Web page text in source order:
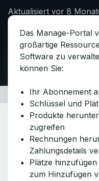
Aktualisiert vor 8
Das Manage-Portal
großartige
Software zu
können Sie:
Ihr Abonnement
Schlüssel und
Produkte
zugreifen
Rechnungen
Zahlungsdetails
Plätze
zum Hinzufügen